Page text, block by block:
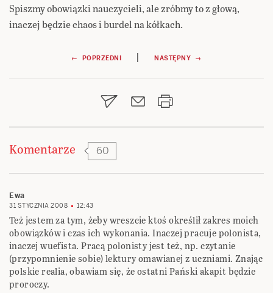
Spiszmy obowiązki nauczycieli, ale zróbmy to z głową,
inaczej będzie chaos i burdel na kółkach.
Nawigacja
wpisu
← POPRZEDNI | NASTĘPNY →
Komentarze 60
Ewa
31 STYCZNIA 2008 12:43
Też jestem za tym, żeby wreszcie ktoś określił zakres moich
obowiązków i czas ich wykonania. Inaczej pracuje polonista,
inaczej wuefista. Pracą polonisty jest też, np. czytanie
(przypomnienie sobie) lektury omawianej z uczniami. Znając
polskie realia, obawiam się, że ostatni Pański akapit będzie
proroczy.